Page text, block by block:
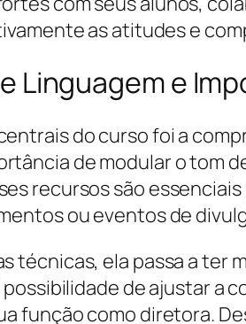
as atitudes e
Linguagem e
do curso foi a
de modular o tom
recursos são
ou eventos de
técnicas, ela passa a ter
de ajustar a
função como diretora.